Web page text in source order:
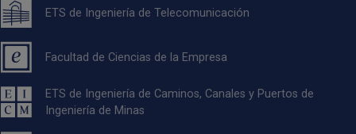
ETS de Ingeniería de Telecomunicación
Facultad de Ciencias de la Empresa
ETS de Ingeniería de Caminos, Canales y Puertos de
Ingeniería de Minas